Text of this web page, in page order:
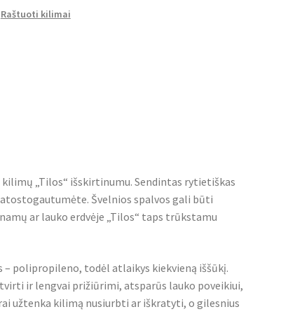
Raštuoti kilimai
„Tilos“ išskirtinumu. Sendintas rytietiškas
Švelnios spalvos gali būti
ar lauko erdvėje „Tilos“ taps trūkstamu
polipropileno, todėl atlaikys kiekvieną iššūkį.
ir lengvai prižiūrimi, atsparūs lauko poveikiui,
užtenka kilimą nusiurbti ar iškratyti, o gilesnius